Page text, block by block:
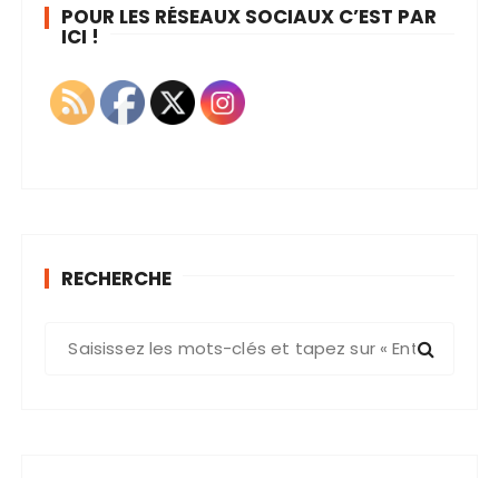
POUR LES RÉSEAUX SOCIAUX C’EST PAR
ICI !
RECHERCHE